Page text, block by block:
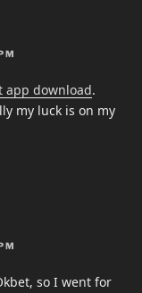
app download.
my luck is on my
so I went for